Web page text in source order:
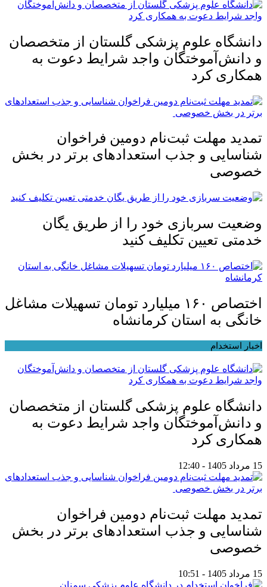
دانشگاه علوم پزشکی گلستان از متخصصان
و دانش‌آموختگان واجد شرایط دعوت به
همکاری کرد
تمدید مهلت ثبت‌نام دومین فراخوان
شناسایی و جذب استعدادهای برتر در بخش
خصوصی
وضعیت سربازی خود را از طریق یگان
خدمتی تعیین تکلیف کنید
اختصاص ۱۶۰ میلیارد تومان تسهیلات مشاغل
خانگی به استان کرمانشاه
اخبار استخدام
دانشگاه علوم پزشکی گلستان از متخصصان
و دانش‌آموختگان واجد شرایط دعوت به
همکاری کرد
15 مرداد 1405 - 12:40
تمدید مهلت ثبت‌نام دومین فراخوان
شناسایی و جذب استعدادهای برتر در بخش
خصوصی
15 مرداد 1405 - 10:51